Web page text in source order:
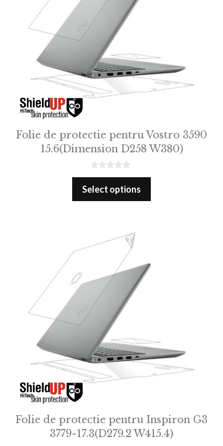
Folie de protectie pentru Vostro 3590
15.6(Dimension D258 W380)
0
u
Select options
Folie de protectie pentru Inspiron G3
3779-17.3(D279.2 W415.4)